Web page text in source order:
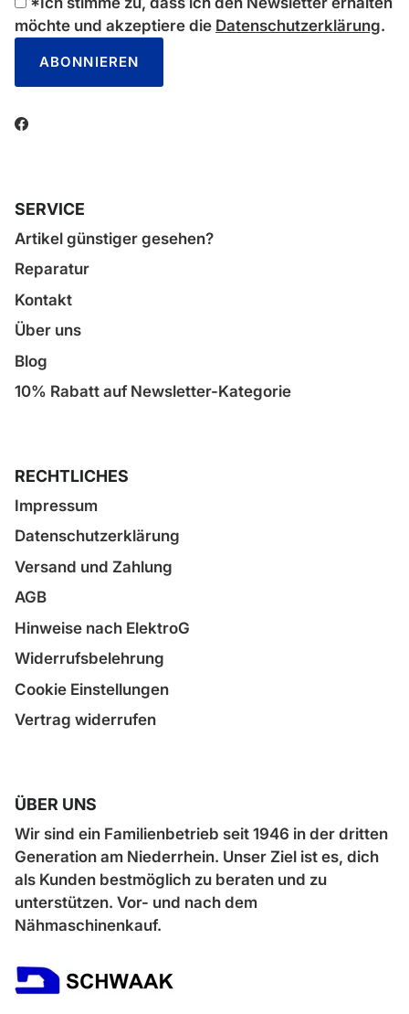
möchte und akzeptiere die Datenschutzerklärung.
ABONNIEREN
Facebook
SERVICE
Artikel günstiger gesehen?
Reparatur
Kontakt
Über uns
Blog
10% Rabatt auf Newsletter-Kategorie
RECHTLICHES
Impressum
Datenschutzerklärung
Versand und Zahlung
AGB
Hinweise nach ElektroG
Widerrufsbelehrung
Cookie Einstellungen
Vertrag widerrufen
ÜBER UNS
Wir sind ein Familienbetrieb seit 1946 in der dritten
Generation am Niederrhein. Unser Ziel ist es, dich
als Kunden bestmöglich zu beraten und zu
unterstützen. Vor- und nach dem
Nähmaschinenkauf.